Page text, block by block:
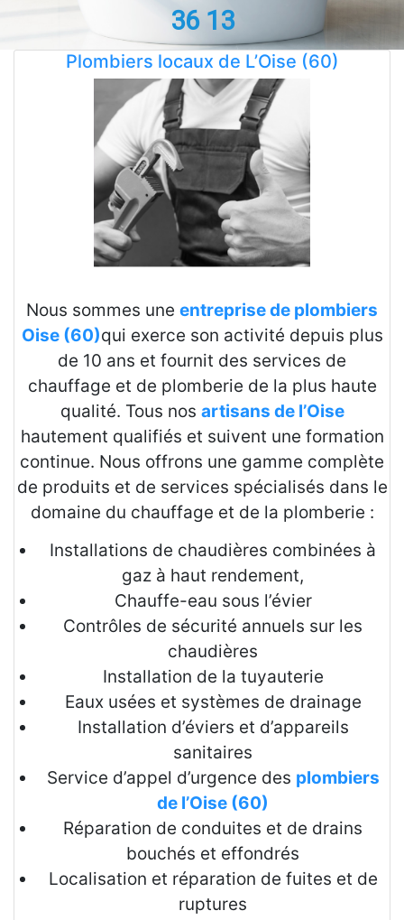
36 13
Plombiers locaux de L’Oise (60)
Nous sommes une entreprise de plombiers
Oise (60)qui exerce son activité depuis plus
de 10 ans et fournit des services de
chauffage et de plomberie de la plus haute
qualité. Tous nos artisans de l’Oise
hautement qualifiés et suivent une formation
continue. Nous offrons une gamme complète
de produits et de services spécialisés dans le
domaine du chauffage et de la plomberie :
Installations de chaudières combinées à
gaz à haut rendement,
Chauffe-eau sous l’évier
Contrôles de sécurité annuels sur les
chaudières
Installation de la tuyauterie
Eaux usées et systèmes de drainage
Installation d’éviers et d’appareils
sanitaires
Service d’appel d’urgence des plombiers
de l’Oise (60)
Réparation de conduites et de drains
bouchés et effondrés
Localisation et réparation de fuites et de
ruptures